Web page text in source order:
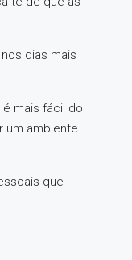
dias mais
mais fácil do
um ambiente
que